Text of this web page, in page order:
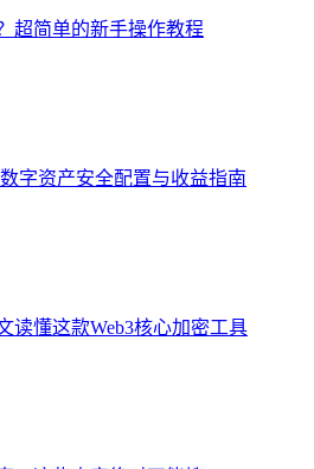
超简单的新手操作教程
字资产安全配置与收益指南
读懂这款Web3核心加密工具